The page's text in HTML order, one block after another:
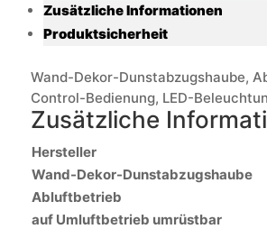
Zusätzliche Informationen
Produktsicherheit
Wand-Dekor-Dunstabzugshaube,
Control-Bedienung, LED-
Zusätzliche
Hersteller
Wand-Dekor-Dunstabzugshaube
Abluftbetrieb
auf Umluftbetrieb umrüstbar